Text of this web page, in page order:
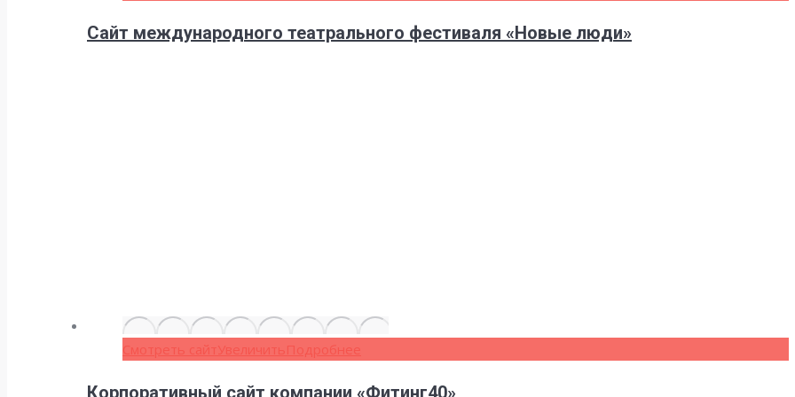
Сайт международного театрального фестиваля «Новые люди»
Смотреть сайтУвеличитьПодробнее